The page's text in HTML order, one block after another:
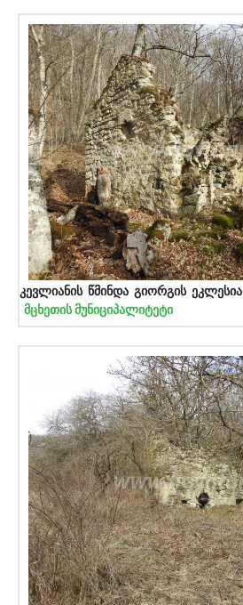
კევლიანის წმინდა გიორგის ეკლესია
მცხეთის მუნიციპალიტეტი